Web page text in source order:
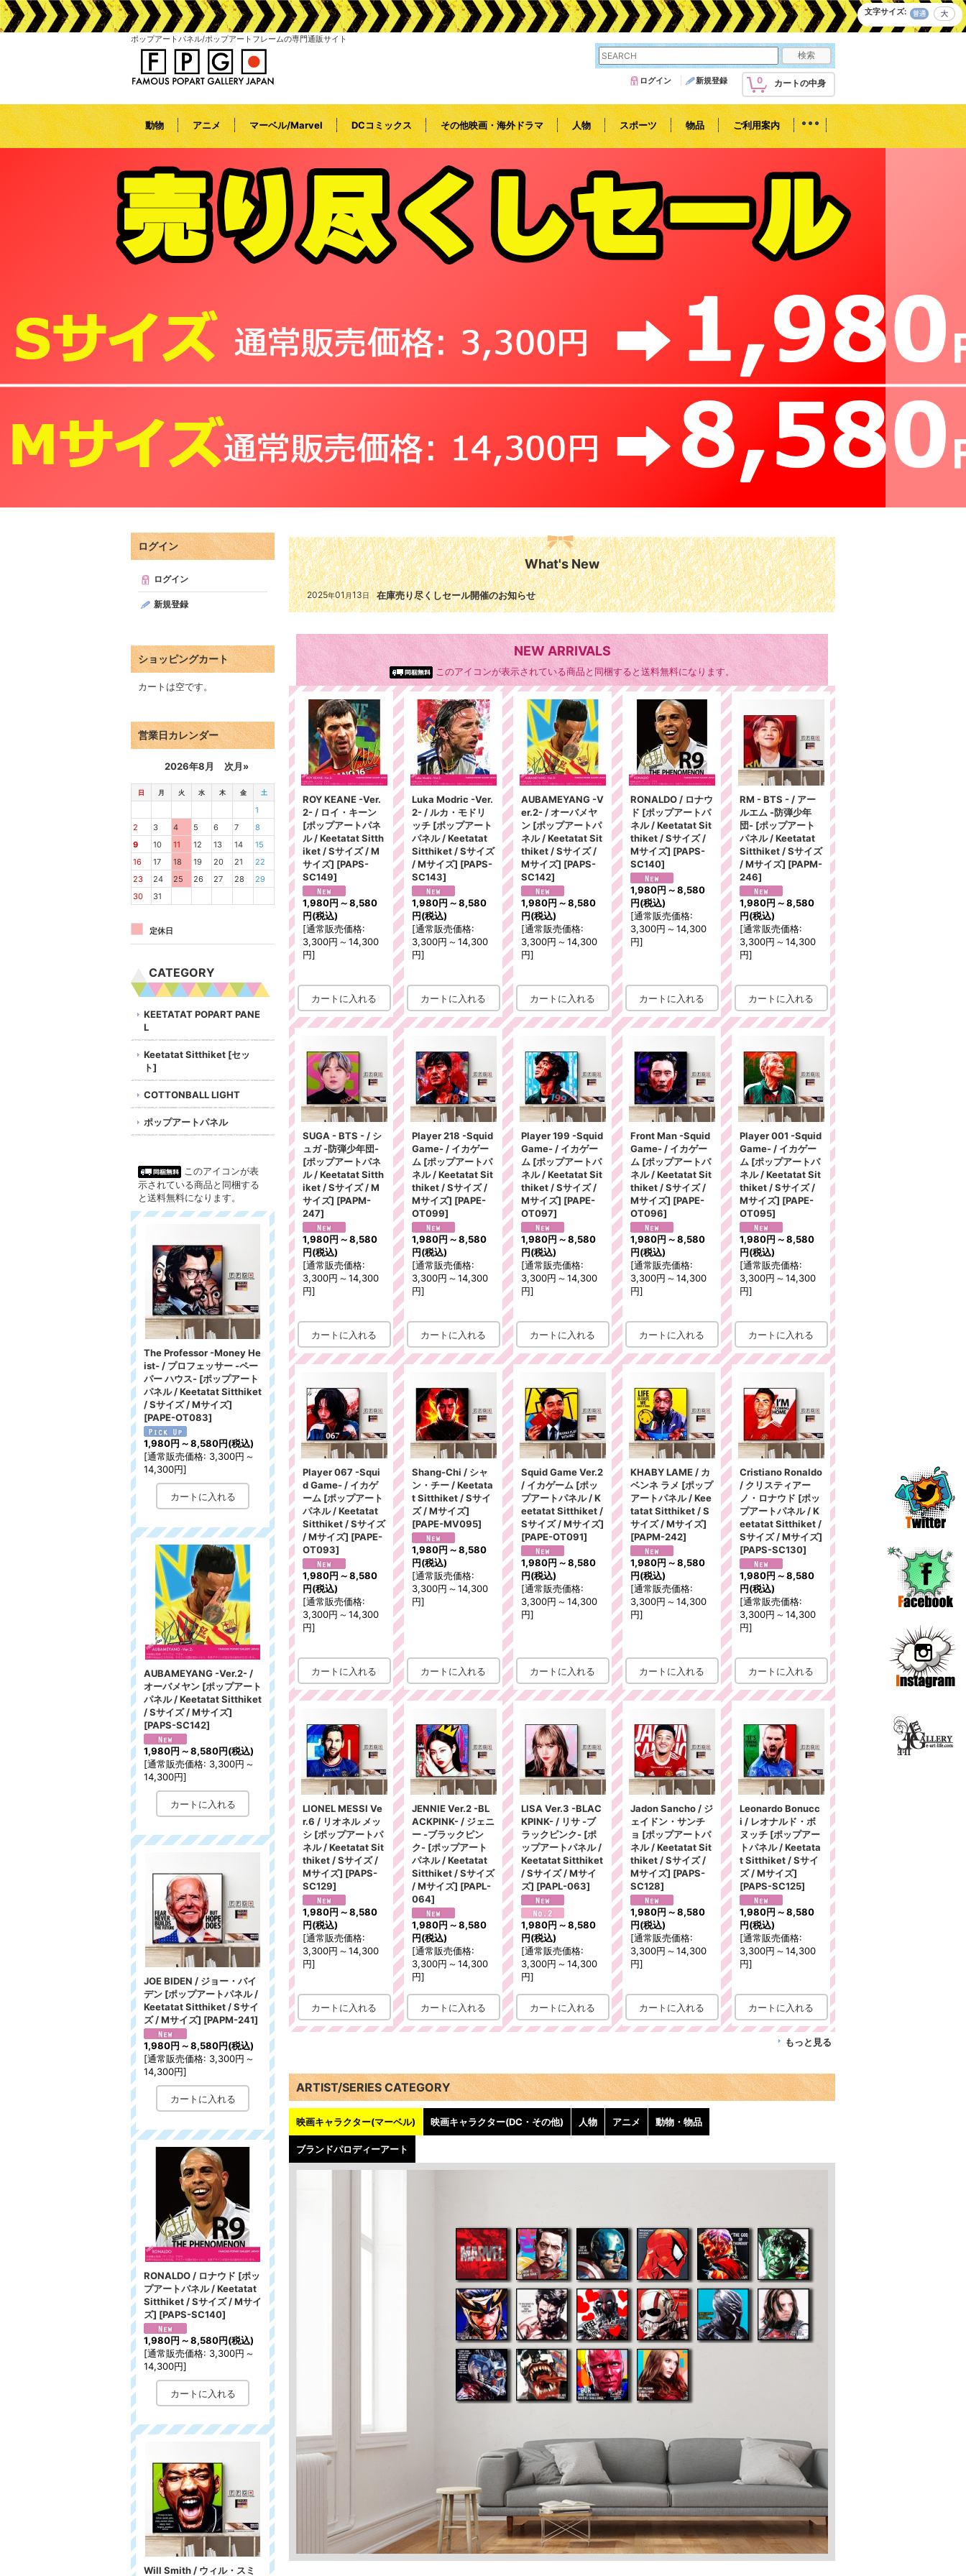
ポップアートパネル/ポップアートフレームの専門通販サイト
文字サイズ:
0 カートの中身
ログイン 新規登録
動物 アニメ マーベル/Marvel DCコミックス その他映画・海外ドラマ 人物 スポーツ 物品 ご利用案内
ログイン
ログイン
新規登録
ショッピングカート
カートは空です。
営業日カレンダー
2026年8月 次月»
日 月 火 水 木 金 土
1
2
3 4 5 6 7
8
9
10 11 12 13 14
15
16
17 18 19 20 21
22
23
24 25 26 27 28
29
30
31
定休日
CATEGORY
KEETATAT POPART PANE
L
Keetatat Sitthiket [セッ
ト]
COTTONBALL LIGHT
ポップアートパネル
このアイコンが表
示されている商品と同梱する
と送料無料になります。
The Professor -Money He
ist- / プロフェッサー -ペー
パー ハウス- [ポップアート
パネル / Keetatat Sitthiket
/ Sサイズ / Mサイズ]
[PAPE-OT083]
1,980円 ～8,580円(税込)
[通常販売価格: 3,300円 ～
14,300円]
AUBAMEYANG -Ver.2- /
オーバメヤン [ポップアート
パネル / Keetatat Sitthiket
/ Sサイズ / Mサイズ]
[PAPS-SC142]
1,980円 ～8,580円(税込)
[通常販売価格: 3,300円 ～
14,300円]
JOE BIDEN / ジョー・バイ
デン [ポップアートパネル /
Keetatat Sitthiket / Sサイ
ズ / Mサイズ] [PAPM-241]
1,980円 ～8,580円(税込)
[通常販売価格: 3,300円 ～
14,300円]
RONALDO / ロナウド [ポッ
プアートパネル / Keetatat
Sitthiket / Sサイズ / Mサイ
ズ] [PAPS-SC140]
1,980円 ～8,580円(税込)
[通常販売価格: 3,300円 ～
14,300円]
Will Smith / ウィル・スミ
What's New
2025年01月13日 在庫売り尽くしセール開催のお知らせ
NEW ARRIVALS
このアイコンが表示されている商品と同梱すると送料無料になります。
ROY KEANE -Ver.
2- / ロイ・キーン
[ポップアートパネ
ル / Keetatat Sitth
iket / Sサイズ / M
サイズ] [PAPS-
SC149]
1,980円 ～8,580
円(税込)
[通常販売価格:
3,300円 ～14,300
円]
Luka Modric -Ver.
2- / ルカ・モドリ
ッチ [ポップアート
パネル / Keetatat
Sitthiket / Sサイズ
/ Mサイズ] [PAPS-
SC143]
1,980円 ～8,580
円(税込)
[通常販売価格:
3,300円 ～14,300
円]
AUBAMEYANG -V
er.2- / オーバメヤ
ン [ポップアートパ
ネル / Keetatat Sit
thiket / Sサイズ /
Mサイズ] [PAPS-
SC142]
1,980円 ～8,580
円(税込)
[通常販売価格:
3,300円 ～14,300
円]
RONALDO / ロナウ
ド [ポップアートパ
ネル / Keetatat Sit
thiket / Sサイズ /
Mサイズ] [PAPS-
SC140]
1,980円 ～8,580
円(税込)
[通常販売価格:
3,300円 ～14,300
円]
RM - BTS - / アー
ルエム -防弾少年
団- [ポップアート
パネル / Keetatat
Sitthiket / Sサイズ
/ Mサイズ] [PAPM-
246]
1,980円 ～8,580
円(税込)
[通常販売価格:
3,300円 ～14,300
円]
SUGA - BTS - / シ
ュガ -防弾少年団-
[ポップアートパネ
ル / Keetatat Sitth
iket / Sサイズ / M
サイズ] [PAPM-
247]
1,980円 ～8,580
円(税込)
[通常販売価格:
3,300円 ～14,300
円]
Player 218 -Squid
Game- / イカゲー
ム [ポップアートパ
ネル / Keetatat Sit
thiket / Sサイズ /
Mサイズ] [PAPE-
OT099]
1,980円 ～8,580
円(税込)
[通常販売価格:
3,300円 ～14,300
円]
Player 199 -Squid
Game- / イカゲー
ム [ポップアートパ
ネル / Keetatat Sit
thiket / Sサイズ /
Mサイズ] [PAPE-
OT097]
1,980円 ～8,580
円(税込)
[通常販売価格:
3,300円 ～14,300
円]
Front Man -Squid
Game- / イカゲー
ム [ポップアートパ
ネル / Keetatat Sit
thiket / Sサイズ /
Mサイズ] [PAPE-
OT096]
1,980円 ～8,580
円(税込)
[通常販売価格:
3,300円 ～14,300
円]
Player 001 -Squid
Game- / イカゲー
ム [ポップアートパ
ネル / Keetatat Sit
thiket / Sサイズ /
Mサイズ] [PAPE-
OT095]
1,980円 ～8,580
円(税込)
[通常販売価格:
3,300円 ～14,300
円]
Player 067 -Squi
d Game- / イカゲ
ーム [ポップアート
パネル / Keetatat
Sitthiket / Sサイズ
/ Mサイズ] [PAPE-
OT093]
1,980円 ～8,580
円(税込)
[通常販売価格:
3,300円 ～14,300
円]
Shang-Chi / シャ
ン・チー / Keetata
t Sitthiket / Sサイ
ズ / Mサイズ]
[PAPE-MV095]
1,980円 ～8,580
円(税込)
[通常販売価格:
3,300円 ～14,300
円]
Squid Game Ver.2
/ イカゲーム [ポッ
プアートパネル / K
eetatat Sitthiket /
Sサイズ / Mサイズ]
[PAPE-OT091]
1,980円 ～8,580
円(税込)
[通常販売価格:
3,300円 ～14,300
円]
KHABY LAME / カ
ベンネ ラメ [ポップ
アートパネル / Kee
tatat Sitthiket / S
サイズ / Mサイズ]
[PAPM-242]
1,980円 ～8,580
円(税込)
[通常販売価格:
3,300円 ～14,300
円]
Cristiano Ronaldo
/ クリスティアー
ノ・ロナウド [ポッ
プアートパネル / K
eetatat Sitthiket /
Sサイズ / Mサイズ]
[PAPS-SC130]
1,980円 ～8,580
円(税込)
[通常販売価格:
3,300円 ～14,300
円]
LIONEL MESSI Ve
r.6 / リオネル メッ
シ [ポップアートパ
ネル / Keetatat Sit
thiket / Sサイズ /
Mサイズ] [PAPS-
SC129]
1,980円 ～8,580
円(税込)
[通常販売価格:
3,300円 ～14,300
円]
JENNIE Ver.2 -BL
ACKPINK- / ジェニ
ー -ブラックピン
ク- [ポップアート
パネル / Keetatat
Sitthiket / Sサイズ
/ Mサイズ] [PAPL-
064]
1,980円 ～8,580
円(税込)
[通常販売価格:
3,300円 ～14,300
円]
LISA Ver.3 -BLAC
KPINK- / リサ -ブ
ラックピンク- [ポ
ップアートパネル /
Keetatat Sitthiket
/ Sサイズ / Mサイ
ズ] [PAPL-063]
1,980円 ～8,580
円(税込)
[通常販売価格:
3,300円 ～14,300
円]
Jadon Sancho / ジ
ェイドン・サンチ
ョ [ポップアートパ
ネル / Keetatat Sit
thiket / Sサイズ /
Mサイズ] [PAPS-
SC128]
1,980円 ～8,580
円(税込)
[通常販売価格:
3,300円 ～14,300
円]
Leonardo Bonucc
i / レオナルド・ボ
ヌッチ [ポップアー
トパネル / Keetata
t Sitthiket / Sサイ
ズ / Mサイズ]
[PAPS-SC125]
1,980円 ～8,580
円(税込)
[通常販売価格:
3,300円 ～14,300
円]
もっと見る
ARTIST/SERIES CATEGORY
映画キャラクター(マーベル) 映画キャラクター(DC・その他) 人物 アニメ 動物・物品
ブランドパロディーアート